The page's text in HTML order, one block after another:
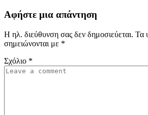
Αφήστε μια απάντηση
Η ηλ. διεύθυνση σας δεν δημοσιεύεται. Τα
σημειώνονται με *
Σχόλιο *